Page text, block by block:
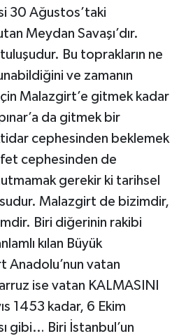
30 Ağustos’taki
Meydan Savaşı’dır.
Bu toprakların ne
ve zamanın
Malazgirt’e gitmek kadar
da gitmek bir
cephesinden beklemek
cephesinden de
gerekir ki tarihsel
Malazgirt de bizimdir,
Biri diğerinin rakibi
kılan Büyük
Anadolu’nun vatan
ise vatan KALMASINI
1453 kadar, 6 Ekim
gibi… Biri İstanbul’un